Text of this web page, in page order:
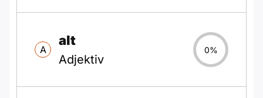
A
alt
Adjektiv
0%